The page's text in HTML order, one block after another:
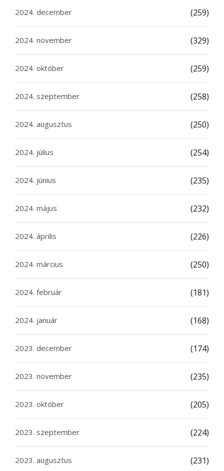
2024. december (259)
2024. november (329)
2024. október (259)
2024. szeptember (258)
2024. augusztus (250)
2024. július (254)
2024. június (235)
2024. május (232)
2024. április (226)
2024. március (250)
2024. február (181)
2024. január (168)
2023. december (174)
2023. november (235)
2023. október (205)
2023. szeptember (224)
2023. augusztus (231)